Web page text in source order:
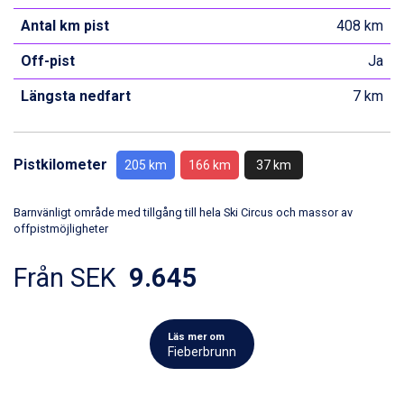
Antal km pist 408 km
Off-pist Ja
Längsta nedfart 7 km
Pistkilometer 205 km 166 km 37 km
Barnvänligt område med tillgång till hela Ski Circus och massor av
offpistmöjligheter
Från SEK 9.645
Läs mer om
Fieberbrunn